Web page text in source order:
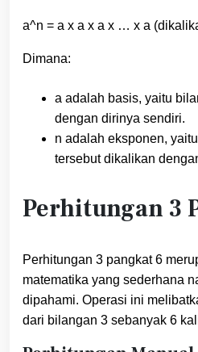
a^n = a x a x a x … x a
Dimana:
a adalah basis, yaitu
dengan dirinya sendiri.
n adalah eksponen,
tersebut dikalikan
Perhitungan 3
Perhitungan 3 pangkat 6
matematika yang sederhana
dipahami. Operasi ini
dari bilangan 3 sebanyak 6